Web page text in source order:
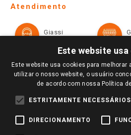
Ofertas
Televendas
Notícias
Perguntas frequentes
Identidade Visual
Formas de Pagamento
Trocas e Devoluções
Atendimento
Giassi
Redes Sociais
Este website
Este website usa cookies para melhorar
utilizar o nosso website, o usuário
de acordo com nossa Política
ESTRITAMENTE NECESSÁRIOS
DIRECIONAMENTO